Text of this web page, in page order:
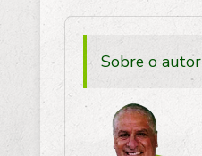
Sobre o autor